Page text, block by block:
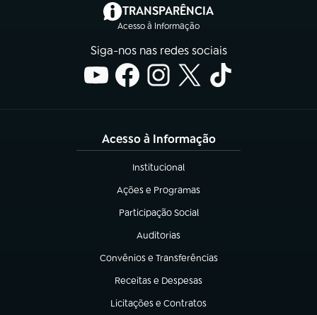
TRANSPARÊNCIA
Acesso à Informação
(abre em nova aba)
Siga-nos nas redes sociais
Acesso à Informação
Institucional
(abre em nova aba)
Ações e Programas
(abre em nova aba)
Participação Social
(abre em nova aba)
Auditorias
(abre em nova aba)
Convênios e Transferências
(abre em nova aba)
Receitas e Despesas
(abre em nova aba)
Licitações e Contratos
(abre em nova aba)